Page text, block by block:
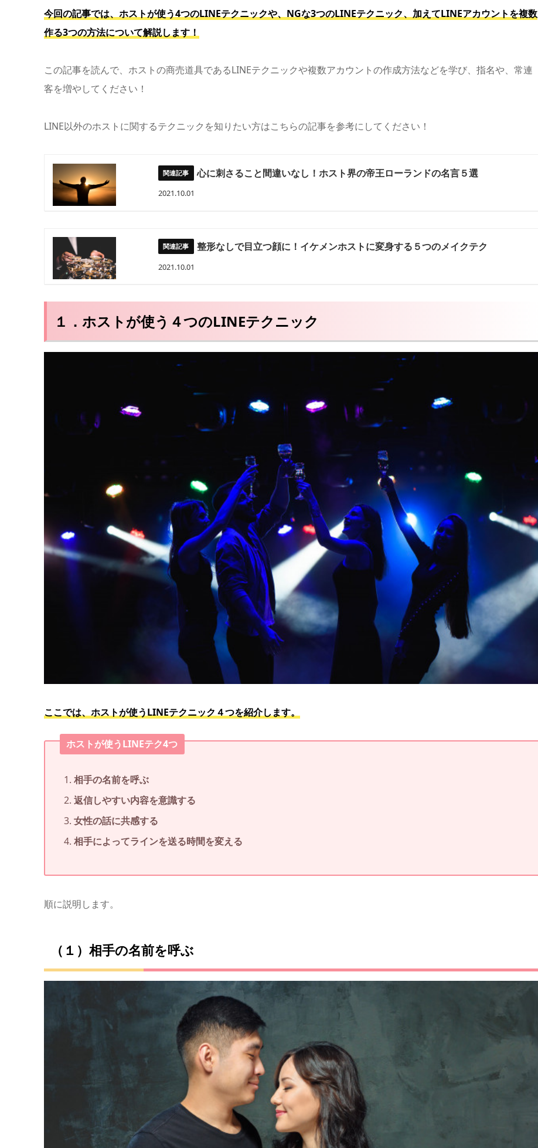
今回の記事では、ホストが使う4つのLINEテクニックや、NGな3つのLINEテクニック、加えてLINEアカウントを複数
作る3つの方法について解説します！
この記事を読んで、ホストの商売道具であるLINEテクニックや複数アカウントの作成方法などを学び、指名や、常連
客を増やしてください！
LINE以外のホストに関するテクニックを知りたい方はこちらの記事を参考にしてください！
心に刺さること間違いなし！ホスト界の帝王ローランドの名言５選
2021.10.01
整形なしで目立つ顔に！イケメンホストに変身する５つのメイクテク
2021.10.01
１．ホストが使う４つのLINEテクニック
ここでは、ホストが使うLINEテクニック４つを紹介します。
ホストが使うLINEテク4つ
相手の名前を呼ぶ
返信しやすい内容を意識する
女性の話に共感する
相手によってラインを送る時間を変える
順に説明します。
（１）相手の名前を呼ぶ